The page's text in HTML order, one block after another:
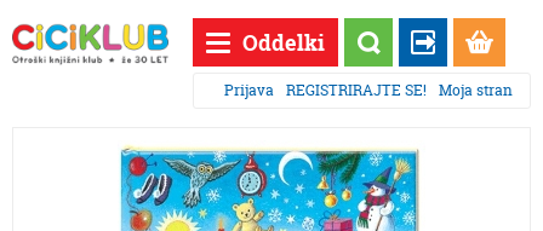
Oddelki
Prijava REGISTRIRAJTE SE! Moja stran